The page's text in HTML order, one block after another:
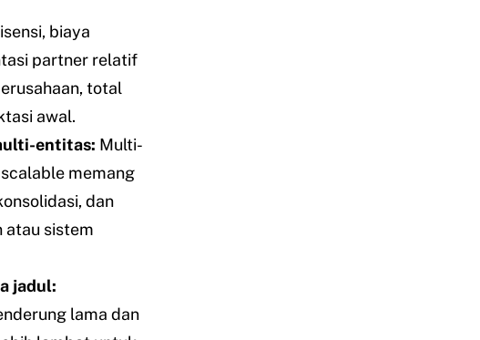
biaya
partner relatif
total
awal.
entitas: Multi-
memang
dan
atau sistem
jadul:
lama dan